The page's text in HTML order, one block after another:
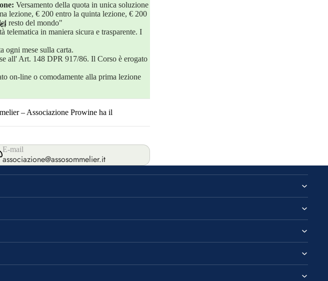
Versamento della quota in unica soluzione
lezione, € 200 entro la quinta lezione, € 200
resto del mondo"
telematica in maniera sicura e trasparente. I
ogni mese sulla carta.
all' Art. 148 DPR 917/86. Il Corso è erogato
on-line o comodamente alla prima lezione
– Associazione Prowine ha il
E-mail
associazione@assosommelier.it